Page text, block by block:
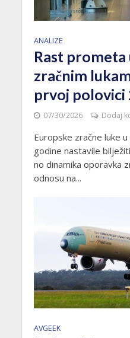
ANALIZE
Rast
zračnim
prvoj polovici
07/30/2026 Dodaj
Europske zračne luke
godine nastavile
no dinamika oporavka
odnosu na...
AVGEEK